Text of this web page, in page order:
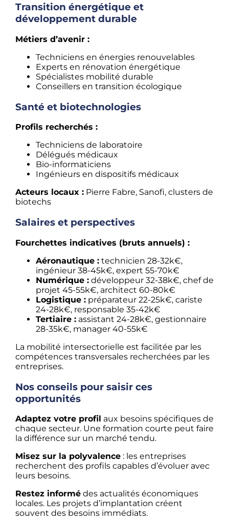
Transition énergétique et
développement durable
Métiers d’avenir :
Techniciens en énergies renouvelables
Experts en rénovation énergétique
Spécialistes mobilité durable
Conseillers en transition écologique
Santé et biotechnologies
Profils recherchés :
Techniciens de laboratoire
Délégués médicaux
Bio-informaticiens
Ingénieurs en dispositifs médicaux
Acteurs locaux :Pierre Fabre, Sanofi, clusters de
biotechs
Salaires et perspectives
Fourchettes indicatives (bruts annuels) :
Aéronautique :technicien 28-32k€,
ingénieur 38-45k€, expert 55-70k€
Numérique :développeur 32-38k€, chef de
projet 45-55k€, architect 60-80k€
Logistique :préparateur 22-25k€, cariste
24-28k€, responsable 35-42k€
Tertiaire :assistant 24-28k€, gestionnaire
28-35k€, manager 40-55k€
La mobilité intersectorielle est facilitée par les
compétences transversales recherchées par les
entreprises.
Nos conseils pour saisir ces
opportunités
Adaptez votre profil aux besoins spécifiques de
chaque secteur. Une formation courte peut faire
la différence sur un marché tendu.
Misez sur la polyvalence: les entreprises
recherchent des profils capables d’évoluer avec
leurs besoins.
Restez informédes actualités économiques
locales. Les projets d’implantation créent
souvent des besoins immédiats.